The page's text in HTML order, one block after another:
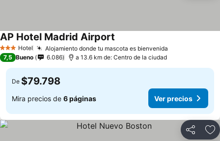
3 Estrellas
Hotel Alojamiento donde tu mascota es bienvenida
AP Hotel Madrid Airport
7,5 Bueno 6.086 a 13.6 km de: Centro de la ciudad
De $79.798
Mira precios de 6 páginas Ver precios
Compartir